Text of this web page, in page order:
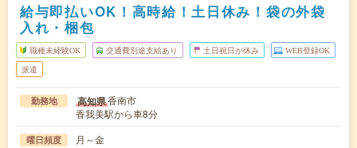
給与即払いOK！高時給！土日休み！袋の外袋
入れ・梱包
職種未経験OK 交通費別途支給あり 土日祝日が休み WEB登録OK
派遣
勤務地 高知県香南市
香我美駅から車8分
曜日頻度 月～金